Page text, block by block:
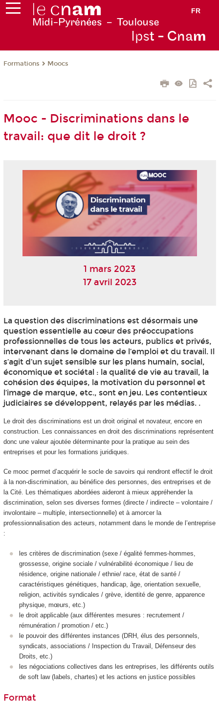
FR
Ipst - Cnam
Formations Moocs
Mooc - Discriminations dans le
travail: que dit le droit ?
1 mars 2023
17 avril 2023
La question des discriminations est désormais une
question essentielle au cœur des préoccupations
professionnelles de tous les acteurs, publics et privés,
intervenant dans le domaine de l’emploi et du travail. Il
s’agit d’un sujet sensible sur les plans humain, social,
économique et sociétal : la qualité de vie au travail, la
cohésion des équipes, la motivation du personnel et
l’image de marque, etc., sont en jeu. Les contentieux
judiciaires se développent, relayés par les médias. .
Le droit des discriminations est un droit original et novateur, encore en
construction. Les connaissances en droit des discriminations représentent
donc une valeur ajoutée déterminante pour la pratique au sein des
entreprises et pour les formations juridiques.
Ce mooc permet d’acquérir le socle de savoirs qui rendront effectif le droit
à la non-discrimination, au bénéfice des personnes, des entreprises et de
la Cité. Les thématiques abordées aideront à mieux appréhender la
discrimination, selon ses diverses formes (directe / indirecte – volontaire /
involontaire – multiple, intersectionnelle) et à amorcer la
professionnalisation des acteurs, notamment dans le monde de l’entreprise
:
les critères de discrimination (sexe / égalité femmes-hommes,
grossesse, origine sociale / vulnérabilité économique / lieu de
résidence, origine nationale / ethnie/ race, état de santé /
caractéristiques génétiques, handicap, âge, orientation sexuelle,
religion, activités syndicales / grève, identité de genre, apparence
physique, mœurs, etc.)
le droit applicable (aux différentes mesures : recrutement /
rémunération / promotion / etc.)
le pouvoir des différentes instances (DRH, élus des personnels,
syndicats, associations / Inspection du Travail, Défenseur des
Droits, etc.)
les négociations collectives dans les entreprises, les différents outils
de soft law (labels, chartes) et les actions en justice possibles
Format